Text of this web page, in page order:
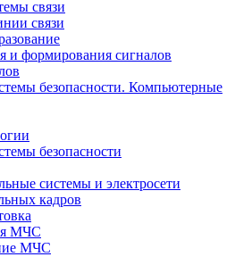
связи
связи
и формирования сигналов
безопасности. Компьютерные
безопасности
системы и электросети
кадров
МЧС
МЧС